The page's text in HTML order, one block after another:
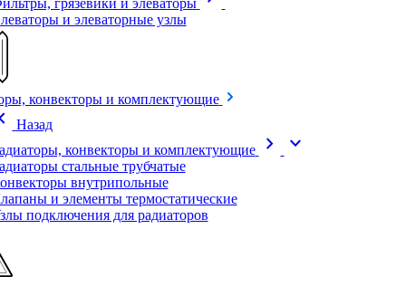
грязевики и элеваторы
и элеваторные узлы
конвекторы и комплектующие
Назад
конвекторы и комплектующие
chevron_right expand_more
стальные трубчатые
внутрипольные
и элементы термостатические
подключения для радиаторов